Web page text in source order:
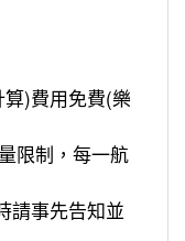
)費用免費(樂
限制，每一航
請事先告知並